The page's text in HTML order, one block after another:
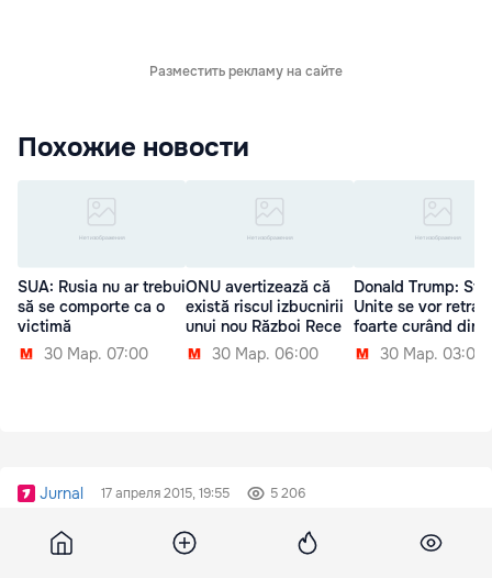
Разместить рекламу на сайте
Похожие новости
SUA: Rusia nu ar trebui
să se comporte ca o
victimă
30 Мар. 07:00
ONU avertizează că
există riscul izbucnirii
unui nou Război Rece
30 Мар. 06:00
Donald Trump:
Unite se vor
foarte curând din
30 Мар. 03:00
Jurnal 17 апреля 2015, 19:55 5 206
В Дрокии мужчина